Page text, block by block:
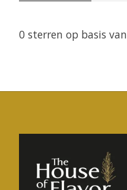
0 sterren op basis van